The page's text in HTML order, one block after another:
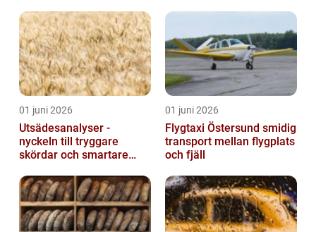
01 juni 2026
Utsädesanalyser -
nyckeln till tryggare
skördar och smartare
01 juni 2026
Flygtaxi Östersund smidig
transport mellan flygplats
och fjäll